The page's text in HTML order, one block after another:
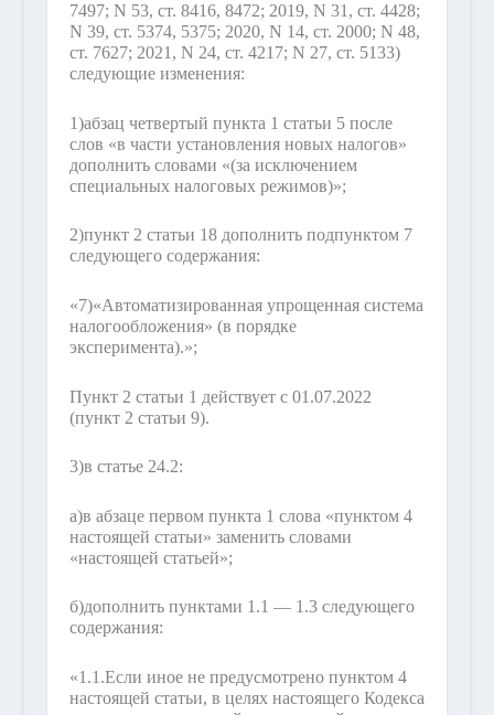
7497; N 53, ст. 8416, 8472; 2019, N 31, ст. 4428;
N 39, ст. 5374, 5375; 2020, N 14, ст. 2000; N 48,
ст. 7627; 2021, N 24, ст. 4217; N 27, ст. 5133)
следующие изменения:
1)абзац четвертый пункта 1 статьи 5 после
слов «в части установления новых налогов»
дополнить словами «(за исключением
специальных налоговых режимов)»;
2)пункт 2 статьи 18 дополнить подпунктом 7
следующего содержания:
«7)«Автоматизированная упрощенная система
налогообложения» (в порядке
эксперимента).»;
Пункт 2 статьи 1 действует с 01.07.2022
(пункт 2 статьи 9).
3)в статье 24.2:
а)в абзаце первом пункта 1 слова «пунктом 4
настоящей статьи» заменить словами
«настоящей статьей»;
б)дополнить пунктами 1.1 — 1.3 следующего
содержания:
«1.1.Если иное не предусмотрено пунктом 4
настоящей статьи, в целях настоящего Кодекса